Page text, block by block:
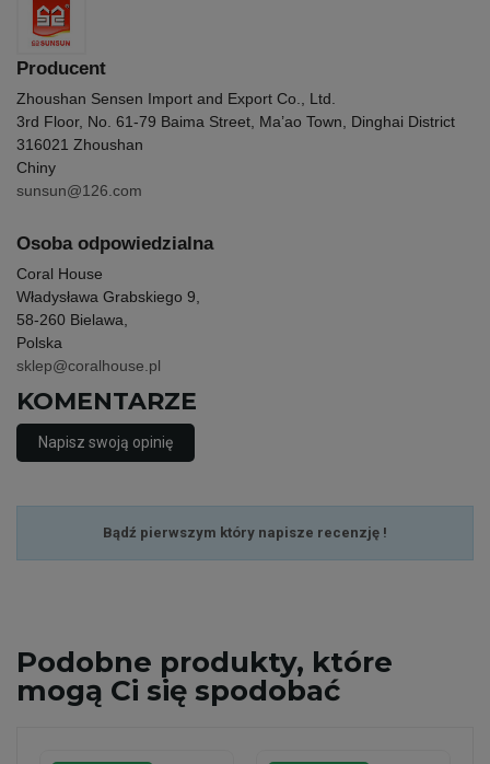
Producent
Zhoushan Sensen Import and Export Co., Ltd.
3rd Floor, No. 61-79 Baima Street, Ma’ao Town, Dinghai District
316021 Zhoushan
Chiny
sunsun@126.com
Osoba odpowiedzialna
Coral House
Władysława Grabskiego 9,
58-260 Bielawa,
Polska
sklep@coralhouse.pl
KOMENTARZE
Napisz swoją opinię
Bądź pierwszym który napisze recenzję !
Podobne produkty, które
mogą Ci się spodobać